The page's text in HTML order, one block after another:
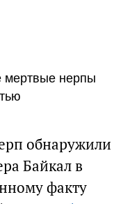
мертвые нерпы
обнаружили
Байкал в
факту